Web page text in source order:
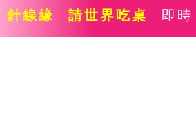
針線緣 請世界吃桌 即時